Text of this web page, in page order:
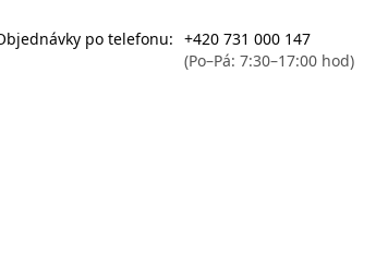
po telefonu: +420 731 000 147
(Po–Pá: 7:30–17:00 hod)